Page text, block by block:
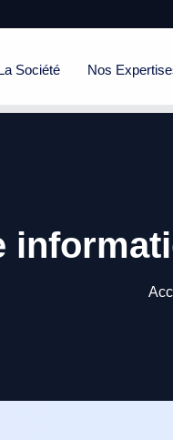
Société Nos